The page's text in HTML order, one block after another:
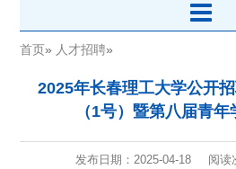
首页» 人才招聘»
2025年长春理工大学公开
（1号）暨第八届青
发布日期：2025-04-18 阅读